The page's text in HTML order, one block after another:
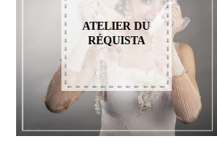
ATELIER DU
RÉQUISTA